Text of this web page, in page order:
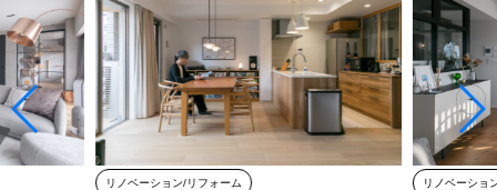
リノベーション/リフォーム リノベーショ